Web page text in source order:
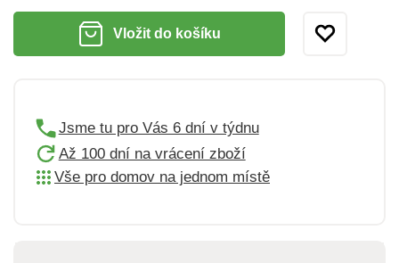
Vložit do košíku
Jsme tu pro Vás 6 dní v týdnu
Až 100 dní na vrácení zboží
Vše pro domov na jednom místě